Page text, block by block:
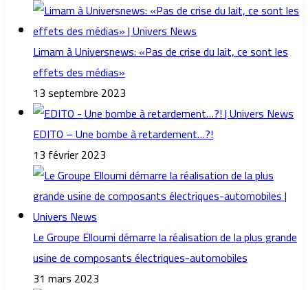
Limam à Universnews: «Pas de crise du lait, ce sont les
effets des médias»
13 septembre 2023
EDITO – Une bombe à retardement…?!
13 février 2023
Le Groupe Elloumi démarre la réalisation de la plus grande
usine de composants électriques-automobiles
31 mars 2023